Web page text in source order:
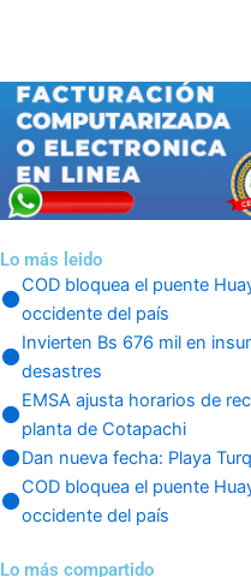
Lo más leido
COD bloquea el puente
occidente del país
Invierten Bs 676 mil en
desastres
EMSA ajusta horarios de
planta de Cotapachi
Dan nueva fecha: Playa
COD bloquea el puente
occidente del país
Lo más compartido